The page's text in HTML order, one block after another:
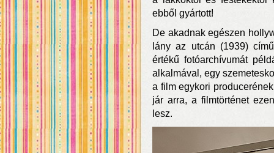
ebből gyártott!
De akadnak egészen
lány az utcán (1939)
értékű fotóarchívumát
alkalmával, egy
a film egykori
jár arra, a filmtörténet
lesz.